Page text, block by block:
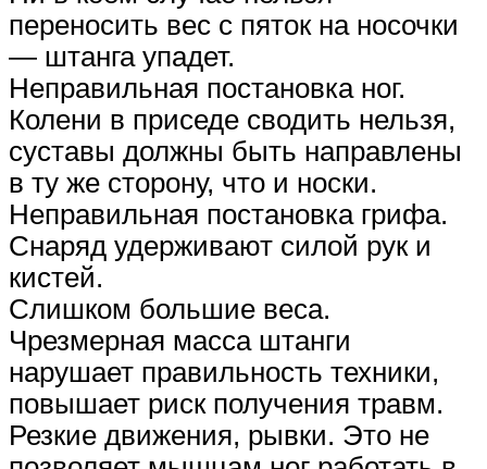
переносить вес с пяток на носочки
— штанга упадет.
Неправильная постановка ног.
Колени в приседе сводить нельзя,
суставы должны быть направлены
в ту же сторону, что и носки.
Неправильная постановка грифа.
Снаряд удерживают силой рук и
кистей.
Слишком большие веса.
Чрезмерная масса штанги
нарушает правильность техники,
повышает риск получения травм.
Резкие движения, рывки. Это не